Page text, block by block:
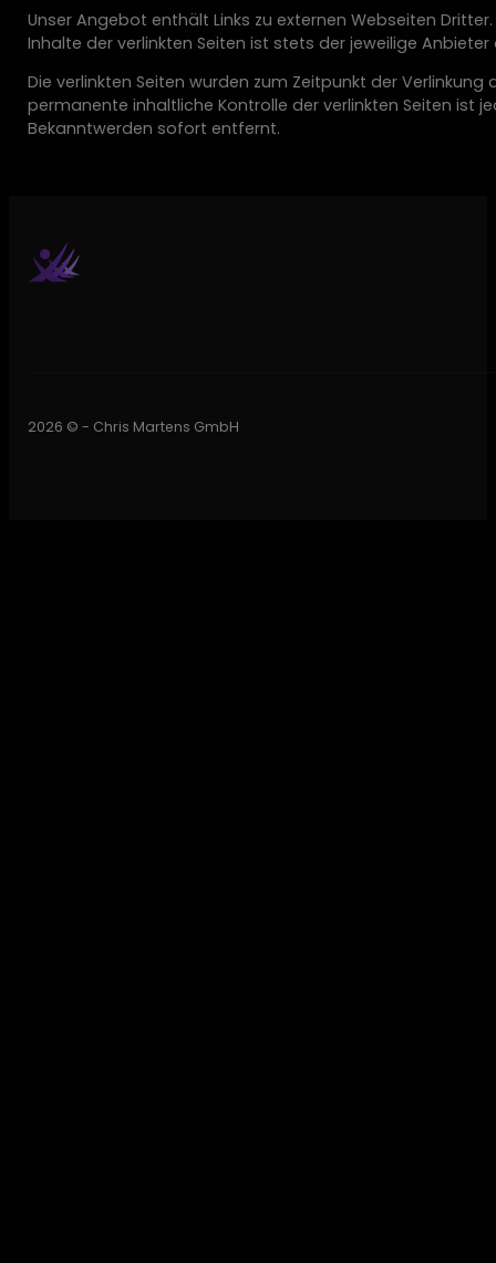
Unser Angebot enthält Links zu externen Webseiten
Inhalte der verlinkten Seiten ist stets der jeweilige
Die verlinkten Seiten wurden zum Zeitpunkt der
permanente inhaltliche Kontrolle der verlinkten Seiten ist
Bekanntwerden sofort entfernt.
2026 © - Chris Martens GmbH